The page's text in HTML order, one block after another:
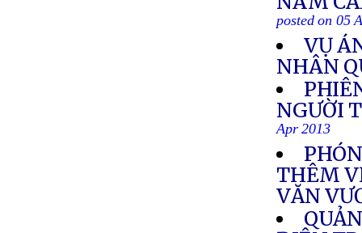
posted on 05
VỤ
NHÂN
NGƯỜI
Apr 2013
THÊM
VĂN